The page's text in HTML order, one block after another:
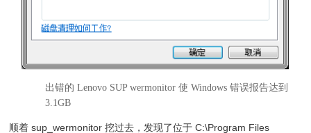
出错的 Lenovo SUP wermonitor 使 Windows 错误报告达到
3.1GB
顺着 sup_wermonitor 挖过去，发现了位于 C:\Program Files